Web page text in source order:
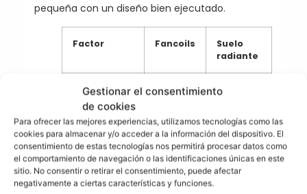
Gestionar el consentimiento
de cookies
Para ofrecer las mejores experiencias, utilizamos tecnologías como las
cookies para almacenar y/o acceder a la información del dispositivo. El
consentimiento de estas tecnologías nos permitirá procesar datos como
el comportamiento de navegación o las identificaciones únicas en este
sitio. No consentir o retirar el consentimiento, puede afectar
negativamente a ciertas características y funciones.
pequeña con un diseño bien ejecutado.
Factor Fancoils
Suelo
radiante
Velocidad
Muy
Lenta
Inercia
térmica
Baja Alta
Refrigeración
Muy